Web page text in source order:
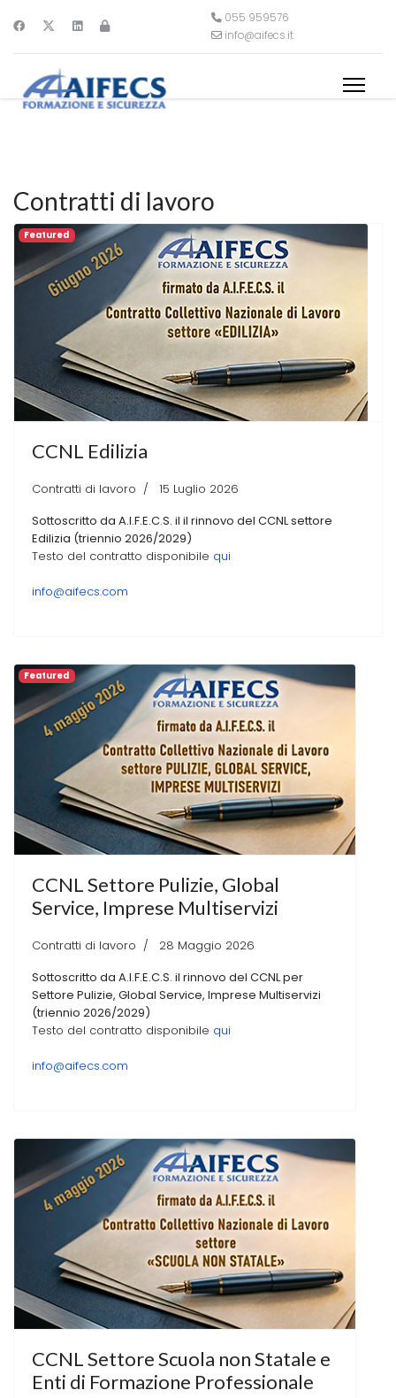
055 959576
info@aifecs.it
Contratti di lavoro
Featured
CCNL Edilizia
Contratti di lavoro
15 Luglio 2026
Sottoscritto da A.I.F.E.C.S. il il rinnovo del CCNL settore
Edilizia (triennio 2026/2029)
Testo del contratto disponibile qui
info@aifecs.com
Featured
CCNL Settore Pulizie, Global
Service, Imprese Multiservizi
Contratti di lavoro
28 Maggio 2026
Sottoscritto da A.I.F.E.C.S. il rinnovo del CCNL per
Settore Pulizie, Global Service, Imprese Multiservizi
(triennio 2026/2029)
Testo del contratto disponibile qui
info@aifecs.com
CCNL Settore Scuola non Statale e
Enti di Formazione Professionale